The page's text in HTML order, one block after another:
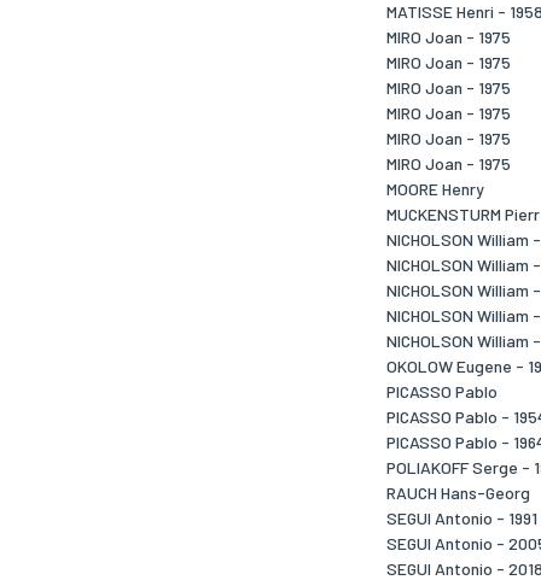
MATISSE Henri -
MIRO Joan - 1975
MIRO Joan - 1975
MIRO Joan - 1975
MIRO Joan - 1975
MIRO Joan - 1975
MIRO Joan - 1975
MOORE Henry
MUCKENSTURM
NICHOLSON William
NICHOLSON William
NICHOLSON William
NICHOLSON William
NICHOLSON William
OKOLOW Eugene -
PICASSO Pablo
PICASSO Pablo -
PICASSO Pablo -
POLIAKOFF Serge -
RAUCH Hans-Georg
SEGUI Antonio - 1991
SEGUI Antonio -
SEGUI Antonio -